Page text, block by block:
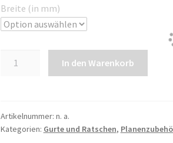
Breite (in mm)
In den Warenkorb
Artikelnummer: n. a.
Kategorien: Gurte und Ratschen,